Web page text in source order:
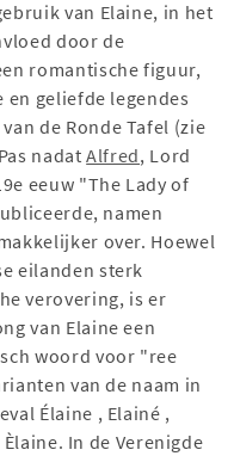
van Elaine, in het
door de
romantische figuur,
en geliefde legendes
de Ronde Tafel (zie
nadatAlfred, Lord
eeuw "The Lady of
namen
over. Hoewel
eilanden sterk
verovering, is er
van Elaine een
woord voor "ree
van de naam in
Élaine , Elainé ,
In de Verenigde